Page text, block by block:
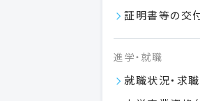
証明書等の交
進学・就職
就職状況・求
交通アクセス
このサイトについて
© NIHON UNIVERSITY SCHOOL OF